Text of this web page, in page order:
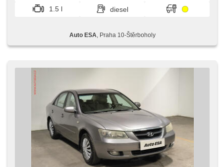
1.5 l
diesel
Auto ESA , Praha 10-Štěrboholy